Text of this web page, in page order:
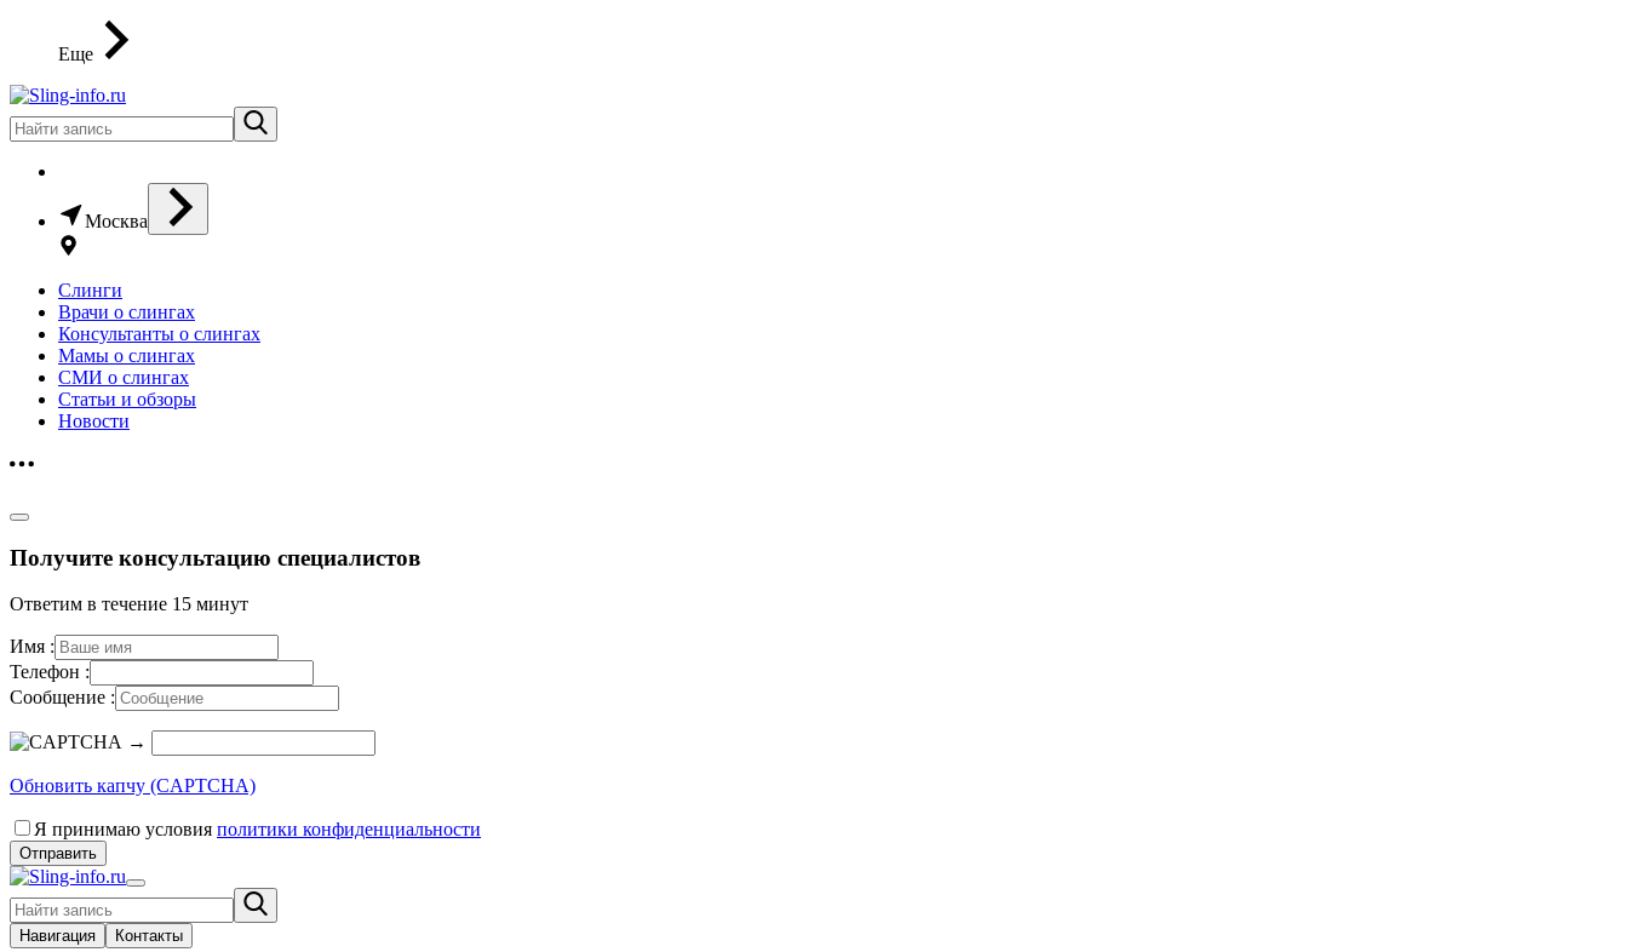
Еще
Москва
Слинги
Врачи о слингах
Консультанты о слингах
Мамы о слингах
СМИ о слингах
Статьи и обзоры
Новости
Получите консультацию специалистов
Ответим в течение 15 минут
Имя :
Телефон :
Сообщение :
→
Обновить капчу (CAPTCHA)
Я принимаю условия политики конфиденциальности
Отправить
Навигация Контакты